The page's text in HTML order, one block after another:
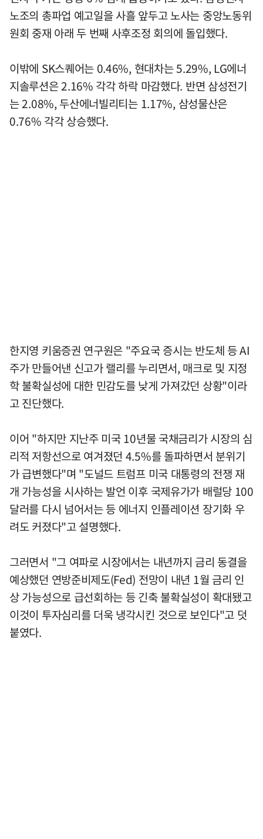
노조의 총파업 예고일을 사흘 앞두고 노사는 중앙노동위
원회 중재 아래 두 번째 사후조정 회의에 돌입했다.
이밖에 SK스퀘어는 0.46%, 현대차는 5.29%, LG에너
지솔루션은 2.16% 각각 하락 마감했다. 반면 삼성전기
는 2.08%, 두산에너빌리티는 1.17%, 삼성물산은
0.76% 각각 상승했다.
한지영 키움증권 연구원은 "주요국 증시는 반도체 등 AI
주가 만들어낸 신고가 랠리를 누리면서, 매크로 및 지정
학 불확실성에 대한 민감도를 낮게 가져갔던 상황"이라
고 진단했다.
이어 "하지만 지난주 미국 10년물 국채금리가 시장의 심
리적 저항선으로 여겨졌던 4.5%를 돌파하면서 분위기
가 급변했다"며 "도널드 트럼프 미국 대통령의 전쟁 재
개 가능성을 시사하는 발언 이후 국제유가가 배럴당 100
달러를 다시 넘어서는 등 에너지 인플레이션 장기화 우
려도 커졌다"고 설명했다.
그러면서 "그 여파로 시장에서는 내년까지 금리 동결을
예상했던 연방준비제도(Fed) 전망이 내년 1월 금리 인
상 가능성으로 급선회하는 등 긴축 불확실성이 확대됐고
이것이 투자심리를 더욱 냉각시킨 것으로 보인다"고 덧
붙였다.